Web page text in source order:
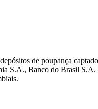
de poupança
S.A., Banco do Brasil